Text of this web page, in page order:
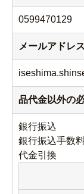
0599470129
メールアドレス
品代金以外の
銀行振込
銀行振込手数
代金引換